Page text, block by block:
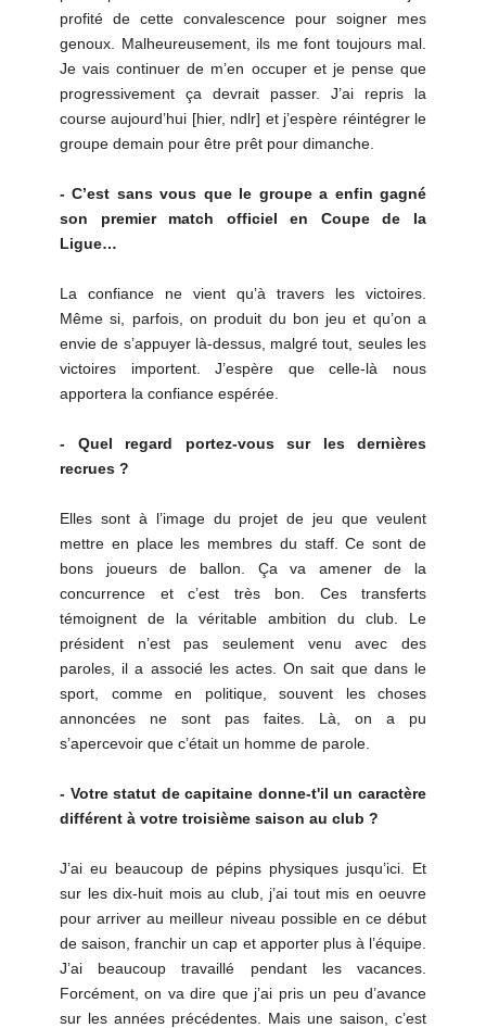
profité de cette convalescence pour soigner mes
genoux. Malheureusement, ils me font toujours mal.
Je vais continuer de m’en occuper et je pense que
progressivement ça devrait passer. J’ai repris la
course aujourd’hui [hier, ndlr] et j’espère réintégrer le
groupe demain pour être prêt pour dimanche.
- C’est sans vous que le groupe a enfin gagné
son premier match officiel en Coupe de la
Ligue…
La confiance ne vient qu’à travers les victoires.
Même si, parfois, on produit du bon jeu et qu’on a
envie de s’appuyer là-dessus, malgré tout, seules les
victoires importent. J’espère que celle-là nous
apportera la confiance espérée.
- Quel regard portez-vous sur les dernières
recrues ?
Elles sont à l’image du projet de jeu que veulent
mettre en place les membres du staff. Ce sont de
bons joueurs de ballon. Ça va amener de la
concurrence et c’est très bon. Ces transferts
témoignent de la véritable ambition du club. Le
président n’est pas seulement venu avec des
paroles, il a associé les actes. On sait que dans le
sport, comme en politique, souvent les choses
annoncées ne sont pas faites. Là, on a pu
s’apercevoir que c’était un homme de parole.
- Votre statut de capitaine donne-t'il un caractère
différent à votre troisième saison au club ?
J’ai eu beaucoup de pépins physiques jusqu’ici. Et
sur les dix-huit mois au club, j’ai tout mis en oeuvre
pour arriver au meilleur niveau possible en ce début
de saison, franchir un cap et apporter plus à l’équipe.
J’ai beaucoup travaillé pendant les vacances.
Forcément, on va dire que j’ai pris un peu d’avance
sur les années précédentes. Mais une saison, c’est